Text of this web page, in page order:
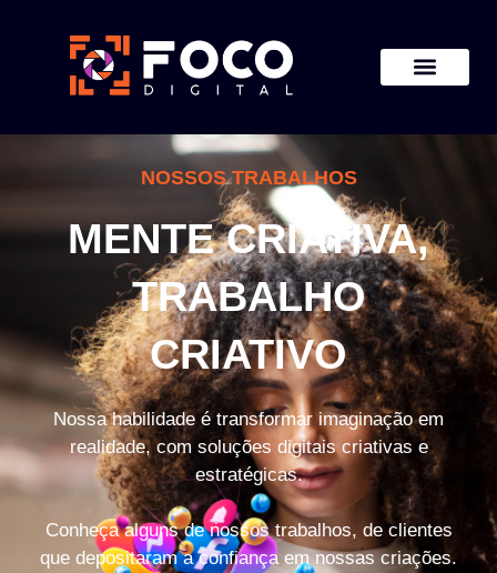
NOSSOS TRABALHOS
MENTE CRIATIVA,
TRABALHO
CRIATIVO
Nossa habilidade é transformar imaginação em
realidade, com soluções digitais criativas e
estratégicas.
Conheça alguns de nossos trabalhos, de clientes
que depositaram a confiança em nossas criações.